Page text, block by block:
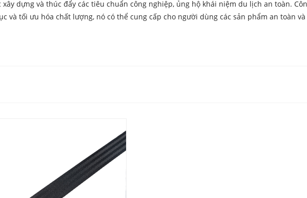
dựng và thúc đẩy các tiêu chuẩn công nghiệp, ủng hộ khái niệm du lịch an toàn.
và tối ưu hóa chất lượng, nó có thể cung cấp cho người dùng các sản phẩm an toàn